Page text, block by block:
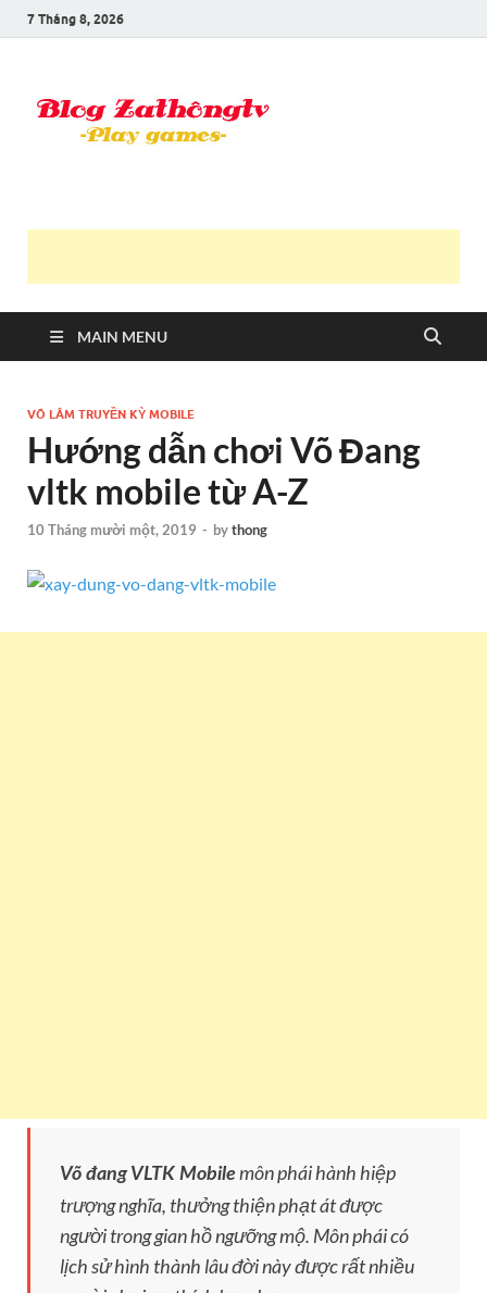
7 Tháng 8, 2026
MAIN MENU
VÕ LÂM TRUYỀN KỲ MOBILE
Hướng dẫn chơi Võ Đang
vltk mobile từ A-Z
10 Tháng mười một, 2019 - bythong
Võ đang VLTK Mobile môn phái hành hiệp
trượng nghĩa, thưởng thiện phạt át được
người trong gian hồ ngưỡng mộ. Môn phái có
lịch sử hình thành lâu đời này được rất nhiều